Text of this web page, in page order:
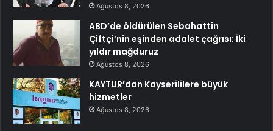
Ağustos 8, 2026
ABD’de öldürülen Sebahattin
Çiftçi’nin eşinden adalet çağrısı: İki
yıldır mağduruz
Ağustos 8, 2026
KAYTUR’dan Kayserililere büyük
hizmetler
Ağustos 8, 2026